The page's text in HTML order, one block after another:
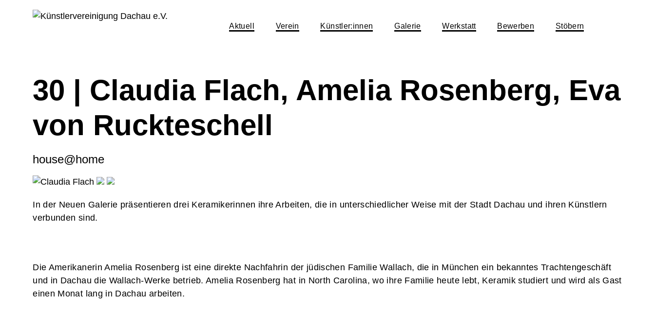
Aktuell Verein Künstler:innen Galerie Werkstatt Bewerben Stöbern
30 | Claudia Flach, Amelia Rosenberg, Eva
von Ruckteschell
house@home
In der Neuen Galerie präsentieren drei Keramikerinnen ihre Arbeiten, die in unterschiedlicher Weise mit der Stadt Dachau und ihren Künstlern
verbunden sind.
Die Amerikanerin Amelia Rosenberg ist eine direkte Nachfahrin der jüdischen Familie Wallach, die in München ein bekanntes Trachtengeschäft
und in Dachau die Wallach-Werke betrieb. Amelia Rosenberg hat in North Carolina, wo ihre Familie heute lebt, Keramik studiert und wird als Gast
einen Monat lang in Dachau arbeiten.